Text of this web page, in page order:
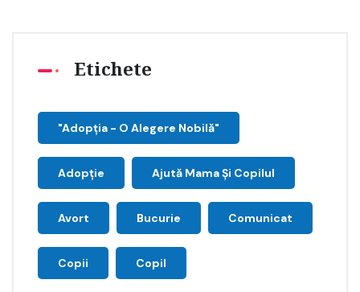
Etichete
"Adopţia - O Alegere Nobilă"
Adopție Ajută Mama Și Copilul
Avort Bucurie Comunicat
Copii Copil